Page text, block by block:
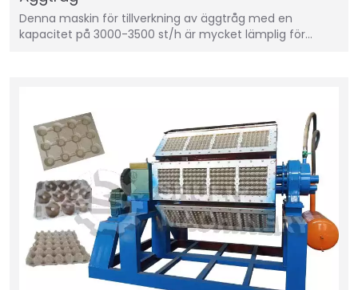
Denna maskin för tillverkning av äggtråg med en
kapacitet på 3000-3500 st/h är mycket lämplig för…